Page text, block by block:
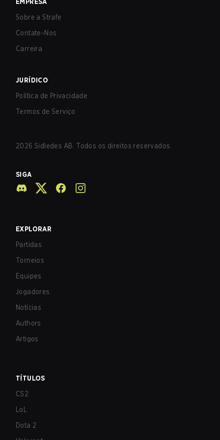
Sobre a Strafe
Contate-Nos
Carreira
JURÍDICO
Política de Privacidade
Termos de Serviço
2026 Sidledes AB. Todos os direitos reservados.
SIGA
EXPLORAR
Partidas
Torneios
Equipes
Jogadores
Notícias
Authors
Artigos
TÍTULOS
CS2
LoL
Dota 2